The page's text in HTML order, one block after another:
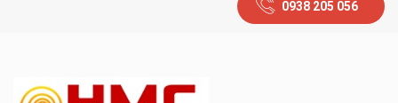
0938 205 056